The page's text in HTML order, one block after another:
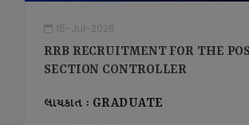
15-Jul-2026
RRB RECRUITMENT FOR THE
SECTION CONTROLLER
લાયકાત : GRADUATE